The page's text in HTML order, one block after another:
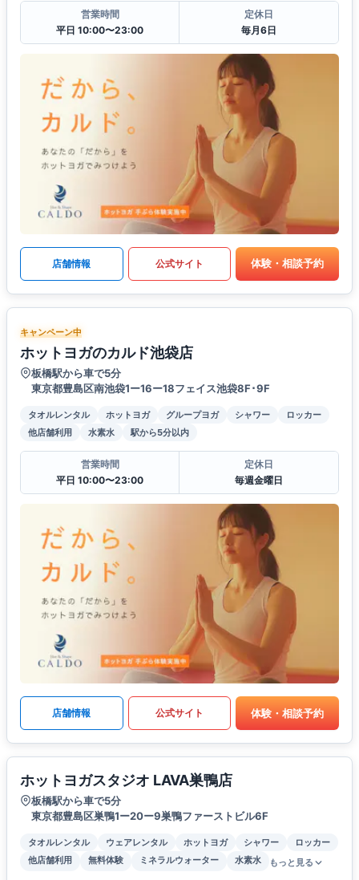
営業時間
平日 10:00〜23:00
定休日
毎月6日
店舗情報 公式サイト 体験・相談予約
キャンペーン中
ホットヨガのカルド池袋店
板橋駅から車で5分
東京都豊島区南池袋1ー16ー18フェイス池袋8F･9F
タオルレンタル ホットヨガ グループヨガ シャワー
ロッカー
他店舗利用
水素水 駅から5分以内
営業時間
平日 10:00〜23:00
定休日
毎週金曜日
店舗情報 公式サイト 体験・相談予約
ホットヨガスタジオ LAVA巣鴨店
板橋駅から車で5分
東京都豊島区巣鴨1ー20ー9巣鴨ファーストビル6F
タオルレンタル ウェアレンタル ホットヨガ シャワー
ロッカー
他店舗利用
無料体験 ミネラルウォーター 水素水 もっと見る